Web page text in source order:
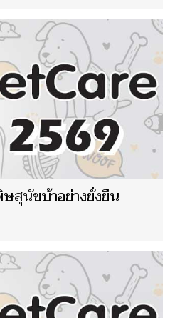
สุนัขบ้าอย่างยั่งยืน